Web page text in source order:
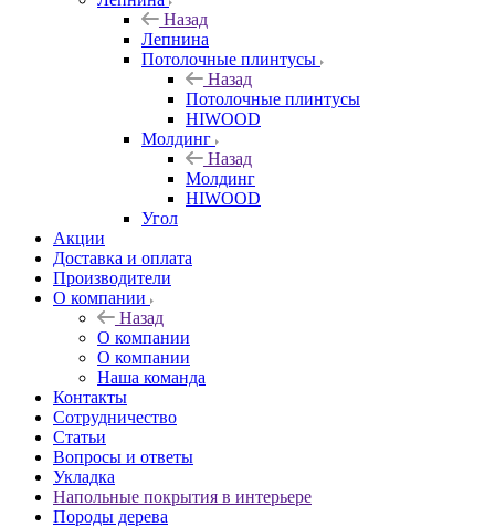
Назад
Лепнина
Потолочные плинтусы
Назад
Потолочные плинтусы
HIWOOD
Молдинг
Назад
Молдинг
HIWOOD
Угол
Акции
Доставка и оплата
Производители
О компании
Назад
О компании
О компании
Наша команда
Контакты
Сотрудничество
Статьи
Вопросы и ответы
Укладка
Напольные покрытия в интерьере
Породы дерева